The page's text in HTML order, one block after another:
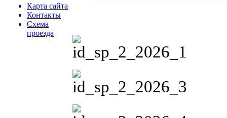
Карта сайта
Контакты
Схема
проезда